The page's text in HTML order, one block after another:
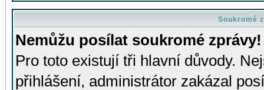
Soukromé
Nemůžu posílat soukromé zprávy!
Pro toto existují tři hlavní důvody.
přihlášení, administrátor zakázal